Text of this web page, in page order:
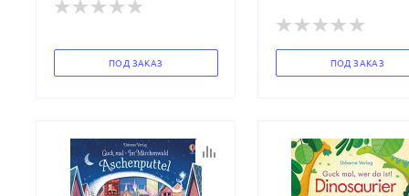
ПОД ЗАКАЗ ПОД ЗАКАЗ